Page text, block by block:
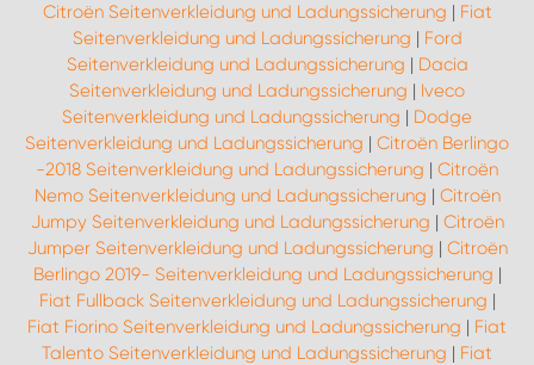
Citroën Seitenverkleidung und Ladungssicherung | Fiat
Seitenverkleidung und Ladungssicherung | Ford
Seitenverkleidung und Ladungssicherung | Dacia
Seitenverkleidung und Ladungssicherung | Iveco
Seitenverkleidung und Ladungssicherung | Dodge
Seitenverkleidung und Ladungssicherung | Citroën Berlingo
-2018 Seitenverkleidung und Ladungssicherung | Citroën
Nemo Seitenverkleidung und Ladungssicherung | Citroën
Jumpy Seitenverkleidung und Ladungssicherung | Citroën
Jumper Seitenverkleidung und Ladungssicherung | Citroën
Berlingo 2019- Seitenverkleidung und Ladungssicherung |
Fiat Fullback Seitenverkleidung und Ladungssicherung |
Fiat Fiorino Seitenverkleidung und Ladungssicherung | Fiat
Talento Seitenverkleidung und Ladungssicherung | Fiat